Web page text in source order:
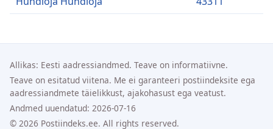
Allikas: Eesti aadressiandmed. Teave on informatiivne.
Teave on esitatud viitena. Me ei garanteeri postiindeksite ega
aadressiandmete täielikkust, ajakohasust ega veatust.
Andmed uuendatud: 2026-07-16
© 2026 Postiindeks.ee. All rights reserved.